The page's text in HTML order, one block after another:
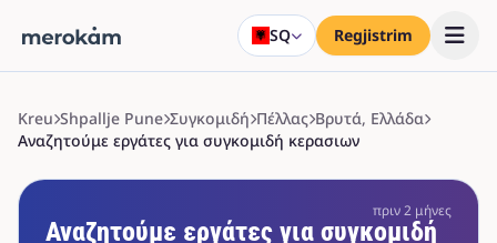
SQ Regjistrim
Kreu Shpallje Pune Συγκομιδή Πέλλας Βρυτά, Ελλάδα
Αναζητούμε εργάτες για συγκομιδή κερασιων
πριν 2 μήνες
Αναζητούμε εργάτες για συγκομιδή